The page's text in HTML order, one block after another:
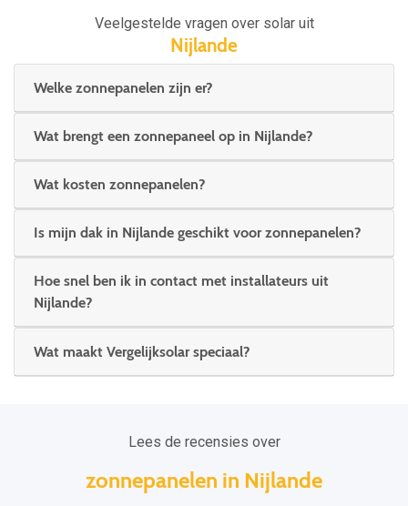
Veelgestelde vragen over solar uit
Nijlande
Welke zonnepanelen zijn er?
Wat brengt een zonnepaneel op in Nijlande?
Wat kosten zonnepanelen?
Is mijn dak in Nijlande geschikt voor zonnepanelen?
Hoe snel ben ik in contact met installateurs uit
Nijlande?
Wat maakt Vergelijksolar speciaal?
Lees de recensies over
zonnepanelen in Nijlande